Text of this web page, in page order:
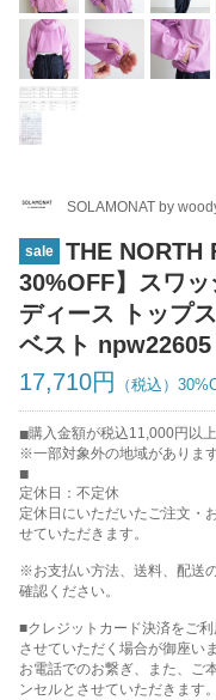
SOLAMONAT by
sale
THE NORTH
30%OFF】スワ
ディース トップ
ベスト npw22605
17,710円
購入金額が税込11,000円以
※一部対象外の地域があります
定休日：不定休
定休日にいただいたご注文・
せていただきます。
※お支払い方法、送料、配送
確認ください。
■クレジットカード決済をご
させていただく場合が御座いま
お電話でのお繋ぎ、また、ご
ンセルとさせていただきます。